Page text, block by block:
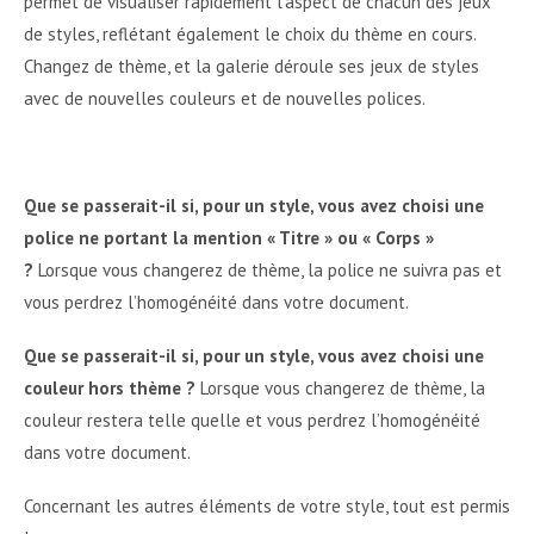
de styles, reflétant également le choix du thème en cours.
Changez de thème, et la galerie déroule ses jeux de styles
avec de nouvelles couleurs et de nouvelles polices.
Que se passerait-il si, pour un style, vous avez choisi une
police ne portant la mention « Titre » ou « Corps »
? Lorsque vous changerez de thème, la police ne suivra pas et
vous perdrez l’homogénéité dans votre document.
Que se passerait-il si, pour un style, vous avez choisi une
couleur hors thème ? Lorsque vous changerez de thème, la
couleur restera telle quelle et vous perdrez l’homogénéité
dans votre document.
Concernant les autres éléments de votre style, tout est permis